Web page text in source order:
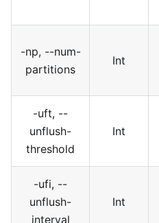
-np, --num-
partitions
Int
-uft, --
unflush-
threshold
Int
-ufi, --
unflush-
interval
Int